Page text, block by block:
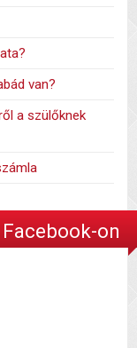
van?
a szülőknek
on